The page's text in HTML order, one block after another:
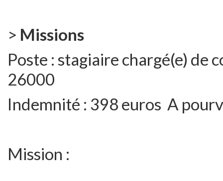
> Missions
Poste : stagiaire chargé(e) de
26000
Indemnité : 398 euros A
Mission :